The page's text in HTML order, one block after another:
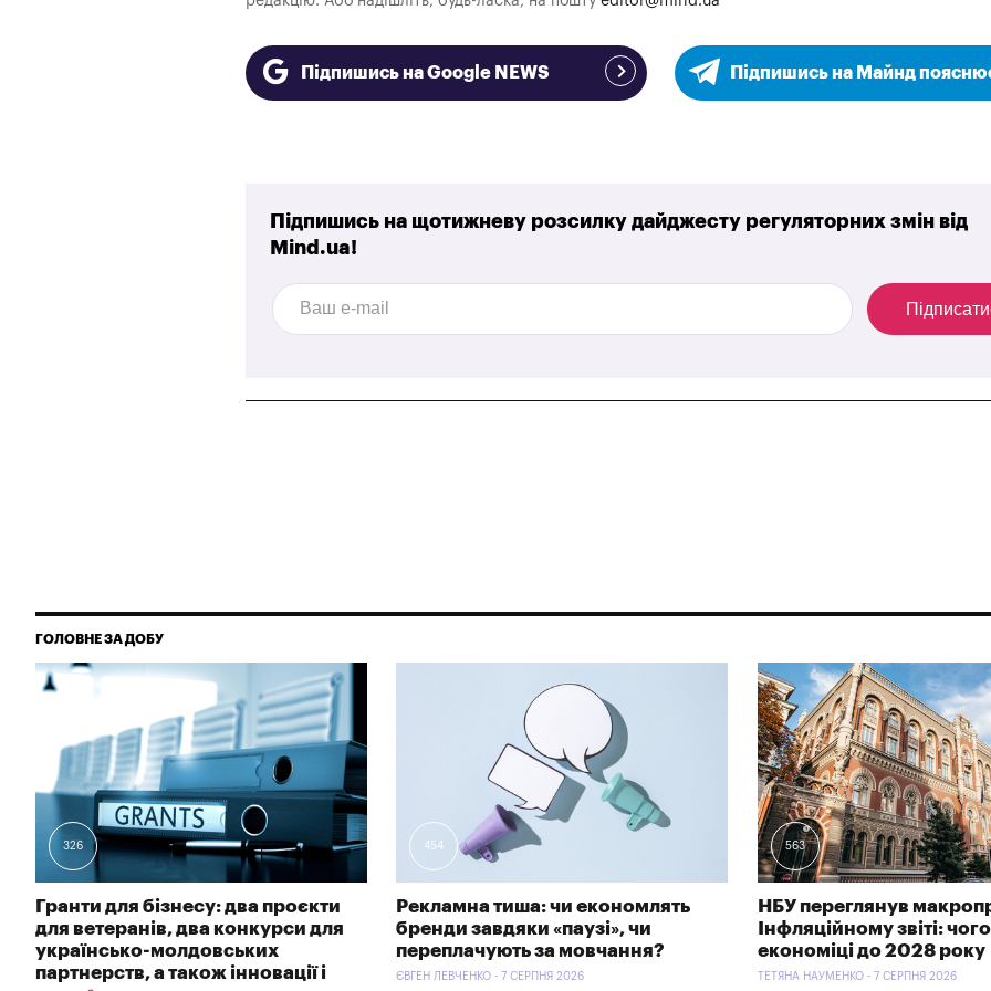
Підпишись на Google NEWS Підпишись на Майнд
Підпишись на щотижневу розсилку дайджесту регуляторних змін від
Mind.ua!
ГОЛОВНЕ ЗА ДОБУ
326
Гранти для бізнесу: два проєкти
для ветеранів, два конкурси для
українсько-молдовських
партнерств, а також інновації і
454
Рекламна тиша: чи економлять
бренди завдяки «паузі», чи
переплачують за мовчання?
ЄВГЕН ЛЕВЧЕНКО - 7 СЕРПНЯ 2026
563
НБУ переглянув
Інфляційному звіті:
економіці до 2028 року
ТЕТЯНА НАУМЕНКО - 7 СЕРПНЯ 2026